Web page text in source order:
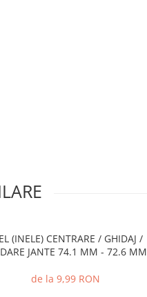
(INELE) CENTRARE / GHIDAJ /
JANTE 74.1 MM - 72.6 MM
de la 9,99 RON